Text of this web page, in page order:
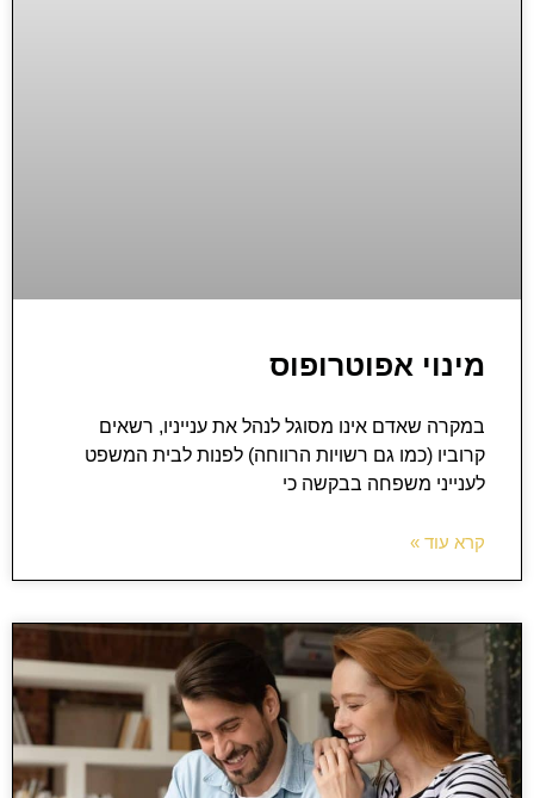
מינוי אפוטרופוס
במקרה שאדם אינו מסוגל לנהל את ענייניו, רשאים
קרוביו (כמו גם רשויות הרווחה) לפנות לבית המשפט
לענייני משפחה בבקשה כי
קרא עוד »